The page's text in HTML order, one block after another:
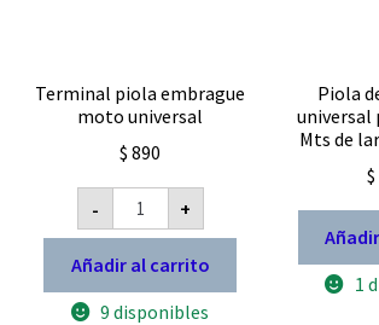
Terminal piola embrague
moto universal
$ 890
-
Terminal
piola
embrague
moto
universal
cantidad
+
Añadir al carrito
9 disponibles
Piola
universal
Mts de
$
1